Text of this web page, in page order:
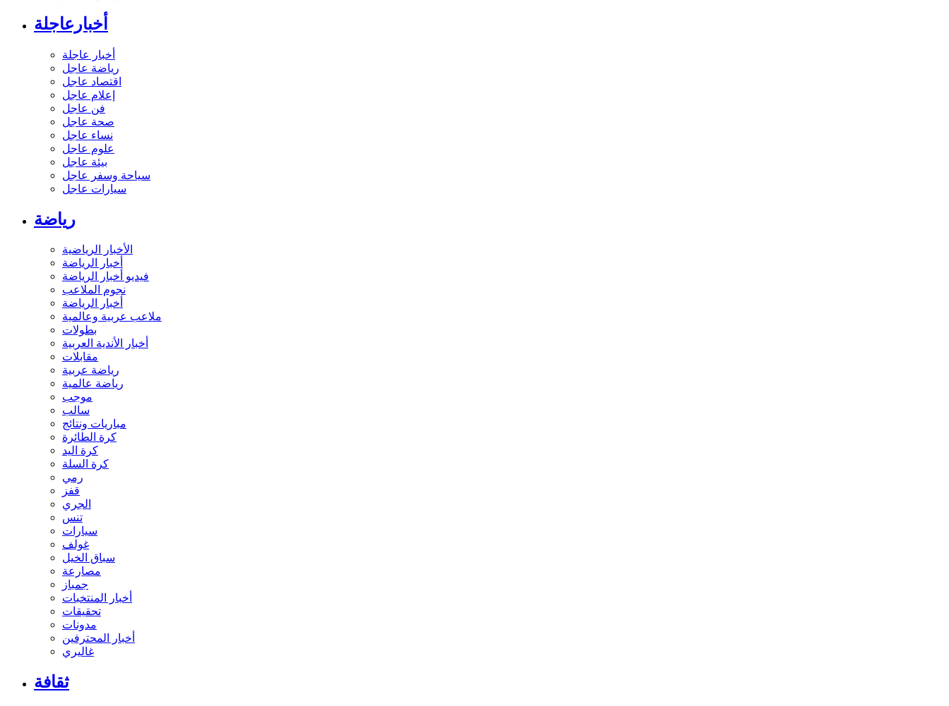
أخبارعاجلة
أخبار عاجلة
رياضة عاجل
اقتصاد عاجل
إعلام عاجل
فن عاجل
صحة عاجل
نساء عاجل
علوم عاجل
بيئة عاجل
سياحة وسفر عاجل
سيارات عاجل
رياضة
الأخبار الرياضية
أخبار الرياضة
فيديو أخبار الرياضة
نجوم الملاعب
أخبار الرياضة
ملاعب عربية وعالمية
بطولات
أخبار الأندية العربية
مقابلات
رياضة عربية
رياضة عالمية
موجب
سالب
مباريات ونتائج
كرة الطائرة
كرة اليد
كرة السلة
رمي
قفز
الجري
تنس
سيارات
غولف
سباق الخيل
مصارعة
جمباز
أخبار المنتخبات
تحقيقات
مدونات
أخبار المحترفين
غاليري
ثقافة